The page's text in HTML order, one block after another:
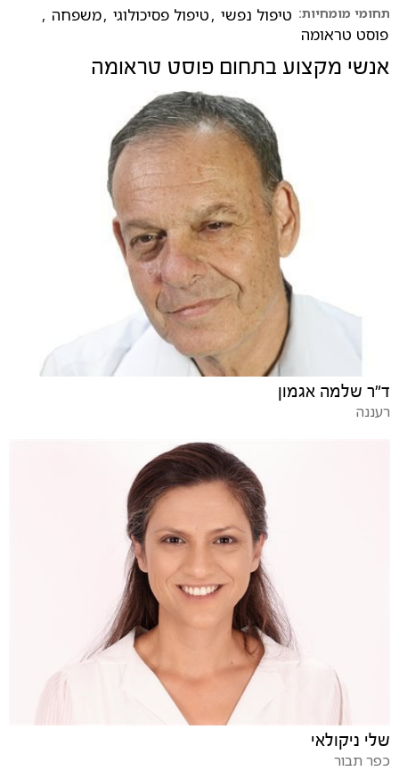
תחומי מומחיות: טיפול נפשי ,טיפול פסיכולוגי ,משפחה ,
פוסט טראומה
אנשי מקצוע בתחום פוסט טראומה
ד"ר שלמה אגמון
רעננה
שלי ניקולאי
כפר תבור